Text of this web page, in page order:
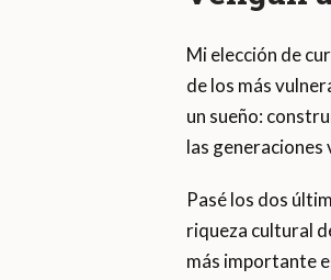
Mi elección de
de los más
un sueño:
las generaciones
Pasé los dos
riqueza cultural
más importante